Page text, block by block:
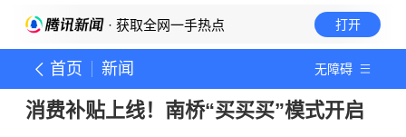
· 获取全网一手热点 打开
首页 新闻 无障碍
消费补贴上线！南桥“买买买”模式开启